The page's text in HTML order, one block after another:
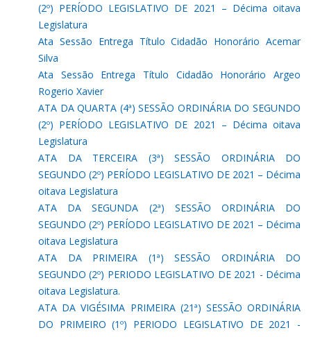
(2º) PERÍODO LEGISLATIVO DE 2021 – Décima oitava
Legislatura
Ata Sessão Entrega Título Cidadão Honorário Acemar
Silva
Ata Sessão Entrega Título Cidadão Honorário Argeo
Rogerio Xavier
ATA DA QUARTA (4ª) SESSÃO ORDINÁRIA DO SEGUNDO
(2º) PERÍODO LEGISLATIVO DE 2021 – Décima oitava
Legislatura
ATA DA TERCEIRA (3ª) SESSÃO ORDINÁRIA DO
SEGUNDO (2º) PERÍODO LEGISLATIVO DE 2021 – Décima
oitava Legislatura
ATA DA SEGUNDA (2ª) SESSÃO ORDINÁRIA DO
SEGUNDO (2º) PERÍODO LEGISLATIVO DE 2021 – Décima
oitava Legislatura
ATA DA PRIMEIRA (1ª) SESSÃO ORDINÁRIA DO
SEGUNDO (2º) PERIODO LEGISLATIVO DE 2021 - Décima
oitava Legislatura.
ATA DA VIGÉSIMA PRIMEIRA (21ª) SESSÃO ORDINÁRIA
DO PRIMEIRO (1º) PERIODO LEGISLATIVO DE 2021 -